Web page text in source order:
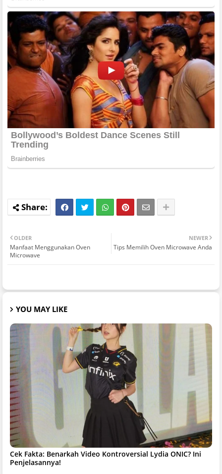
NEWER
Tips Memilih Oven Microwave Anda
OLDER
Manfaat Menggunakan Oven
Microwave
YOU MAY LIKE
Cek Fakta: Benarkah Video Kontroversial Lydia ONIC? Ini
Penjelasannya!